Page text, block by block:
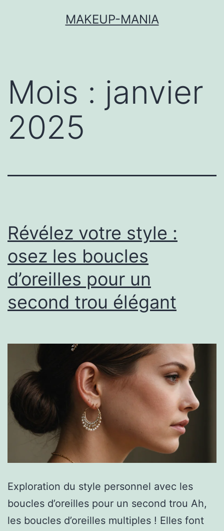
MAKEUP-MANIA
Mois : janvier
2025
Révélez votre style :
osez les boucles
d’oreilles pour un
second trou élégant
Exploration du style personnel avec les
boucles d’oreilles pour un second trou Ah,
les boucles d’oreilles multiples ! Elles font